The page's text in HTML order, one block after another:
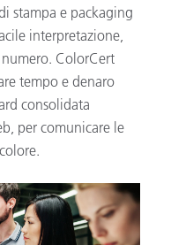
stampa e packaging
interpretazione,
ColorCert
tempo e denaro
consolidata
per comunicare le